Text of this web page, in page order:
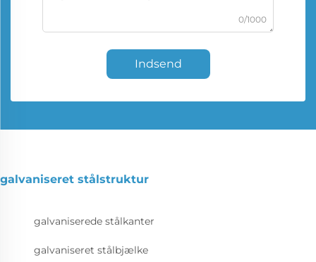
0/1000
Indsend
galvaniseret stålstruktur
galvaniserede stålkanter
galvaniseret stålbjælke